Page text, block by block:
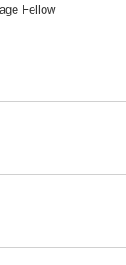
Fellow